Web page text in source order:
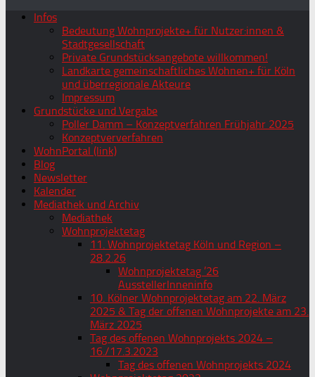
Infos
Bedeutung Wohnprojekte+ für Nutzer:innen &
Stadtgesellschaft
Private Grundstücksangebote willkommen!
Landkarte gemeinschaftliches Wohnen+ für Köln
und überregionale Akteure
Impressum
Grundstücke und Vergabe
Poller Damm – Konzeptverfahren Frühjahr 2025
Konzeptververfahren
WohnPortal (link)
Blog
Newsletter
Kalender
Mediathek und Archiv
Mediathek
Wohnprojektetag
11. Wohnprojektetag Köln und Region –
28.2.26
Wohnprojektetag ’26
AusstellerInneninfo
10. Kölner Wohnprojektetag am 22. März
2025 & Tag der offenen Wohnprojekte am 23.
März 2025
Tag des offenen Wohnprojekts 2024 –
16./17.3.2023
Tag des offenen Wohnprojekts 2024